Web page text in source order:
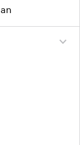
expand_more